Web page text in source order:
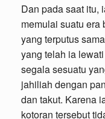
Dan pada saat itu,
memulai suatu era
yang terputus
yang telah ia
segala sesuatu
jahiliah dengan
dan takut. Karena
kotoran tersebut